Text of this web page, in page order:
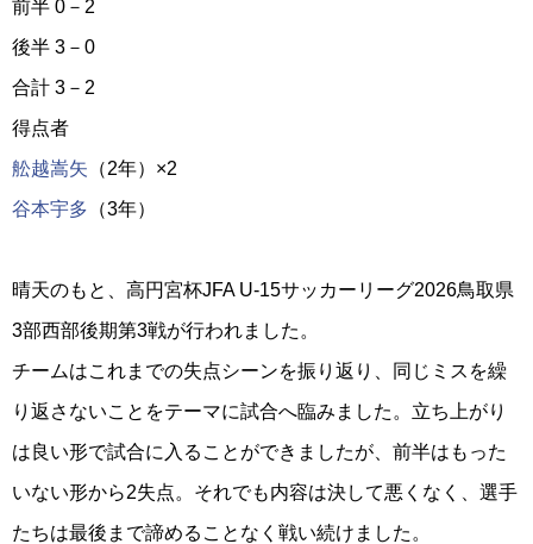
前半 0－2
後半 3－0
合計 3－2
得点者
舩越嵩矢 （2年）×2
谷本宇多 （3年）
晴天のもと、高円宮杯JFA U-15サッカーリーグ2026鳥取県
3部西部後期第3戦が行われました。
チームはこれまでの失点シーンを振り返り、同じミスを繰
り返さないことをテーマに試合へ臨みました。立ち上がり
は良い形で試合に入ることができましたが、前半はもった
いない形から2失点。それでも内容は決して悪くなく、選手
たちは最後まで諦めることなく戦い続けました。